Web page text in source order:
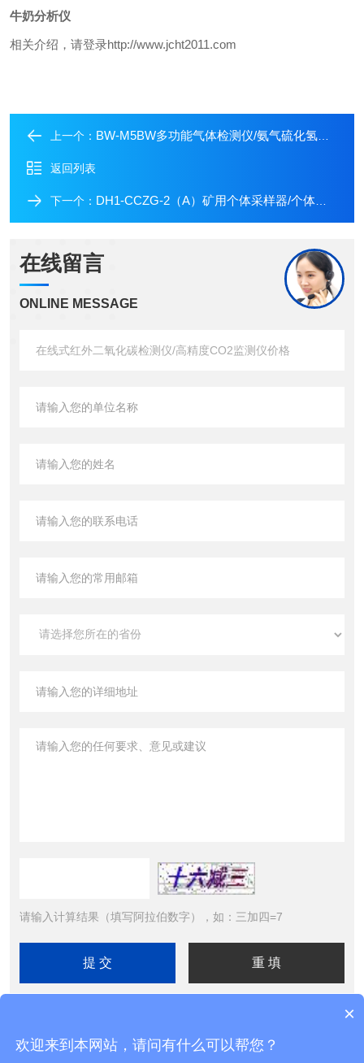
牛奶分析仪
相关介绍，请登录http://www.jcht2011.com
上一个： BW-M5BW多功能气体检测仪/氨气硫化氢二合一检测仪
返回列表
下一个： DH1-CCZG-2（A）矿用个体采样器/个体采样器报价
在线留言
ONLINE MESSAGE
请输入计算结果（填写阿拉伯数字），如：三加四=7
×
欢迎来到本网站，请问有什么可以帮您？